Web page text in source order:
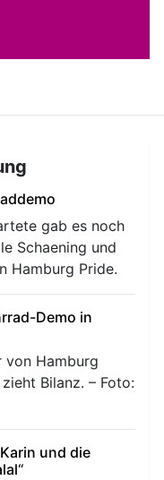
gab es noch
Schaening und
Hamburg Pride.
Demo in
von Hamburg
Bilanz. – Foto:
und die